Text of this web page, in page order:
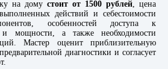
на дому стоит от 1500 рублей , цена
действий и себестоимости
особенностей доступа к
и мощности, а также необходимости
Мастер оценит приблизительную
диагностики и согласует